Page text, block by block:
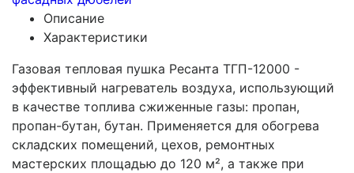
Описание
Характеристики
Газовая тепловая пушка Ресанта ТГП-12000 -
эффективный нагреватель воздуха, использующий
в качестве топлива сжиженные газы: пропан,
пропан-бутан, бутан. Применяется для обогрева
складских помещений, цехов, ремонтных
мастерских площадью до 120 м², а также при